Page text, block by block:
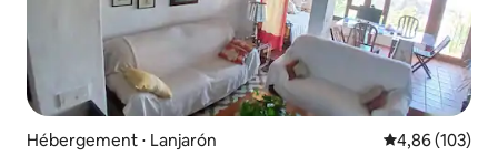
Hébergement ⋅ Lanjarón Évaluation
4,86 (103)